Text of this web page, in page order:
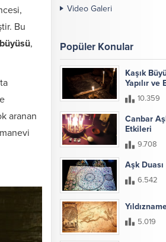
Bu
,
aranan
Video Galeri
Popüler Konular
Kaşık
Yapılır ve
10.359
Canbar
Etkileri
9.708
Aşk Duası
6.542
5.019